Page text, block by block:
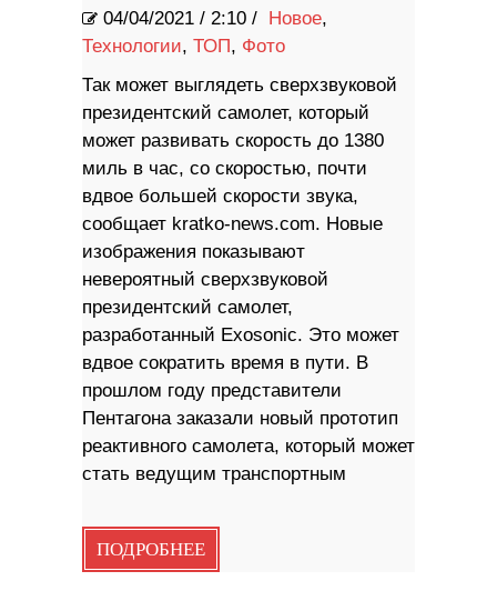
04/04/2021 / 2:10 / Новое,
Технологии, ТОП, Фото
Так может выглядеть сверхзвуковой
президентский самолет, который
может развивать скорость до 1380
миль в час, со скоростью, почти
вдвое большей скорости звука,
сообщает kratko-news.com. Новые
изображения показывают
невероятный сверхзвуковой
президентский самолет,
разработанный Exosonic. Это может
вдвое сократить время в пути. В
прошлом году представители
Пентагона заказали новый прототип
реактивного самолета, который может
стать ведущим транспортным
ПОДРОБНЕЕ